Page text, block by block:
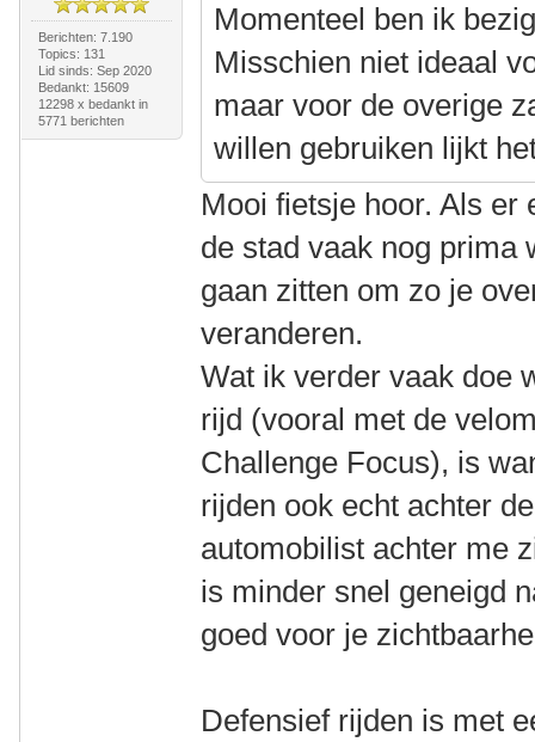
Berichten: 7.190
Topics: 131
Lid sinds: Sep 2020
Bedankt: 15609
12298 x bedankt in
5771 berichten
Momenteel ben ik
Misschien niet ideaal
maar voor de overige
willen gebruiken lijkt
Mooi fietsje hoor. Als er
de stad vaak nog prima
gaan zitten om zo je
veranderen.
Wat ik verder vaak doe
rijd (vooral met de
Challenge Focus), is
rijden ook echt achter
automobilist achter me
is minder snel geneigd
goed voor je
Defensief rijden is met